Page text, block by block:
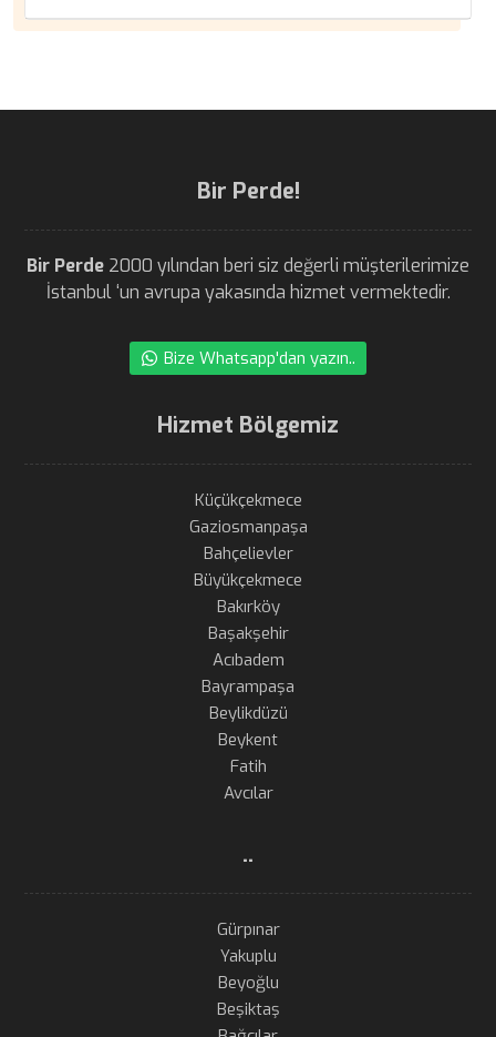
Bir Perde!
Bir Perde 2000 yılından beri siz değerli müşterilerimize
İstanbul ‘un avrupa yakasında hizmet vermektedir.
Bize Whatsapp'dan yazın..
Hizmet Bölgemiz
Küçükçekmece
Gaziosmanpaşa
Bahçelievler
Büyükçekmece
Bakırköy
Başakşehir
Acıbadem
Bayrampaşa
Beylikdüzü
Beykent
Fatih
Avcılar
..
Gürpınar
Yakuplu
Beyoğlu
Beşiktaş